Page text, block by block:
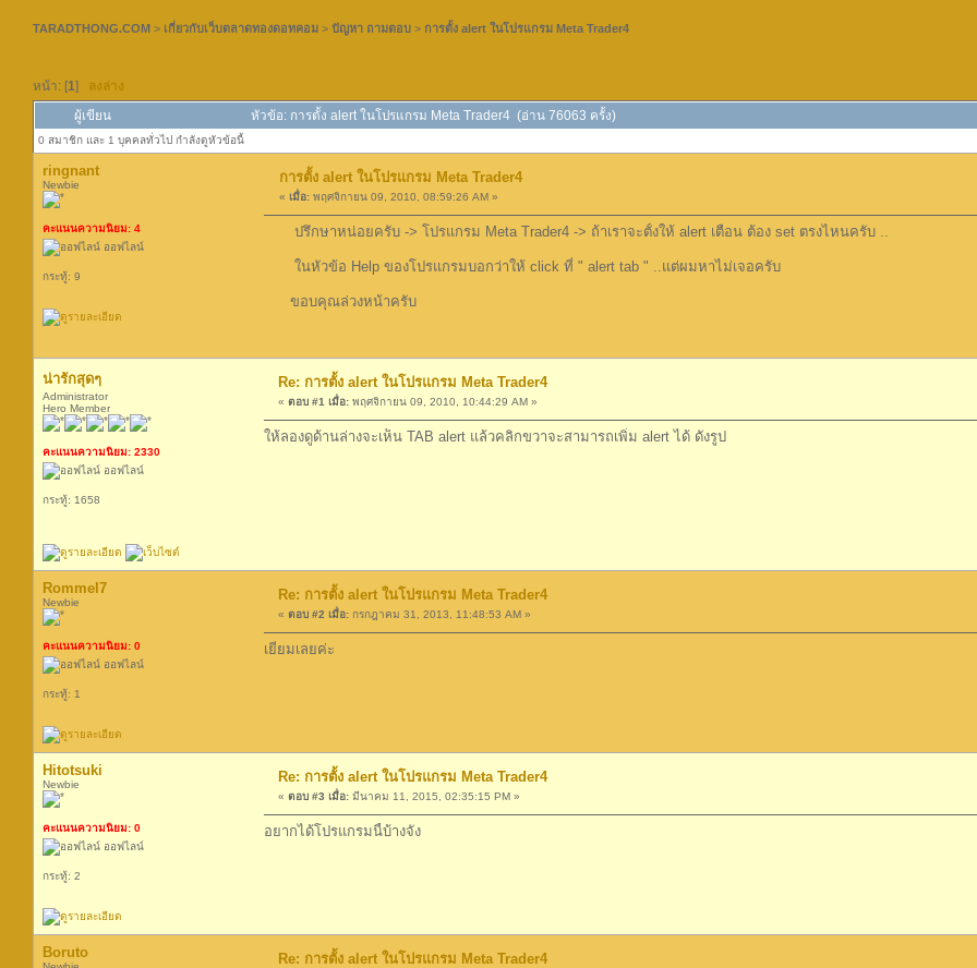
TARADTHONG.COM > เกี่ยวกับเว็บตลาดทองดอทคอม > ปัญหา ถามตอบ > การตั้ง alert ในโปรแกรม Meta Trader4
หน้า: [1] ลงล่าง
ผู้เขียน หัวข้อ: การตั้ง alert ในโปรแกรม Meta Trader4 (อ่าน 76063 ครั้ง)
0 สมาชิก และ 1 บุคคลทั่วไป กำลังดูหัวข้อนี้
ringnant
Newbie
คะแนนความนิยม: 4
ออฟไลน์
กระทู้: 9
การตั้ง alert ในโปรแกรม Meta Trader4
« เมื่อ: พฤศจิกายน 09, 2010, 08:59:26 AM »
ปรึกษาหน่อยครับ -> โปรแกรม Meta Trader4 -> ถ้าเราจะตั้งให้ alert เตือน ต้อง set ตรงไหนครับ ..
ในหัวข้อ Help ของโปรแกรมบอกว่าให้ click ที่ " alert tab " ..แต่ผมหาไม่เจอครับ
ขอบคุณล่วงหน้าครับ
น่ารักสุดๆ
Administrator
Hero Member
คะแนนความนิยม: 2330
ออฟไลน์
กระทู้: 1658
Re: การตั้ง alert ในโปรแกรม Meta Trader4
« ตอบ #1 เมื่อ: พฤศจิกายน 09, 2010, 10:44:29 AM »
ให้ลองดูด้านล่างจะเห็น TAB alert แล้วคลิกขวาจะสามารถเพิ่ม alert ได้ ดังรูป
Rommel7
Newbie
คะแนนความนิยม: 0
ออฟไลน์
กระทู้: 1
Re: การตั้ง alert ในโปรแกรม Meta Trader4
« ตอบ #2 เมื่อ: กรกฎาคม 31, 2013, 11:48:53 AM »
เยี่ยมเลยค่ะ
Hitotsuki
Newbie
คะแนนความนิยม: 0
ออฟไลน์
กระทู้: 2
Re: การตั้ง alert ในโปรแกรม Meta Trader4
« ตอบ #3 เมื่อ: มีนาคม 11, 2015, 02:35:15 PM »
อยากได้โปรแกรมนี้บ้างจัง
Boruto Re: การตั้ง alert ในโปรแกรม Meta Trader4